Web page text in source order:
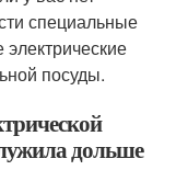
специальные
посуды.
дольше